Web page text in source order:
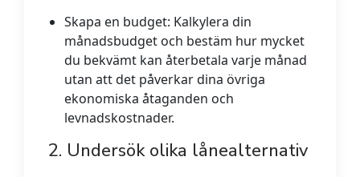
Skapa en budget: Kalkylera din
månadsbudget och bestäm hur mycket
du bekvämt kan återbetala varje månad
utan att det påverkar dina övriga
ekonomiska åtaganden och
levnadskostnader.
2. Undersök olika lånealternativ